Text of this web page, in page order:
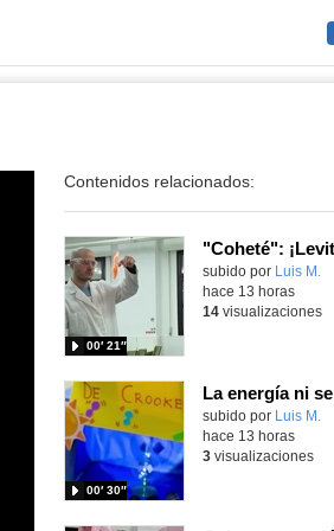
Contenidos relacionados:
Contenido educativo.
subido por Luis M.
00′ 21″
hace 13 horas
14visualizaciones
Contenido educativo.
subido por Luis M.
00′ 30″
hace 13 horas
3visualizaciones